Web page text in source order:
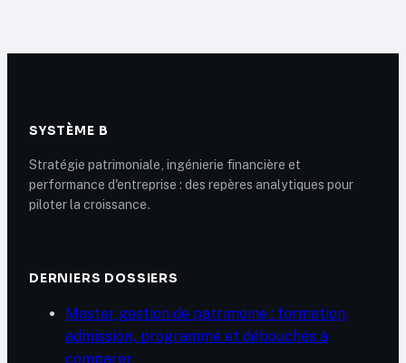
zéro clic
votre identité
SYSTÈME B
Stratégie patrimoniale, ingénierie financière et
performance d'entreprise : des repères analytiques pour
piloter la croissance.
DERNIERS DOSSIERS
Master gestion de patrimoine : formation,
admission, programme et débouchés à
comparer